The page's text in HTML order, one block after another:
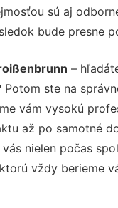
sú aj
bude presne
–
ste na
vám vysokú
až po samotné
nielen počas
vždy berieme